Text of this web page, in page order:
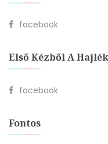
facebook
Első Kézből A
facebook
Fontos